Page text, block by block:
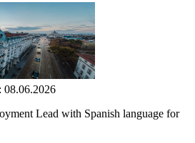
08.06.2026
Lead with Spanish language for